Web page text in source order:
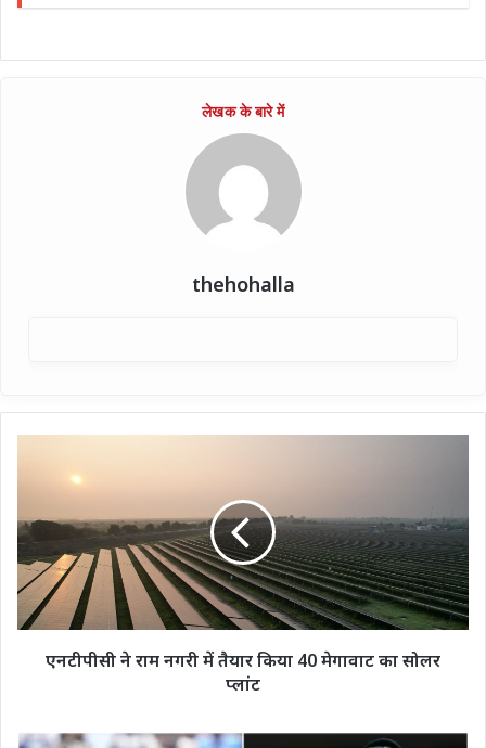
thehohalla
में
तैयार
किया
40
मेगावाट
एनटीपीसी ने राम नगरी में तैयार किया 40 मेगावाट का सोलर
प्लांट
ऋषभ